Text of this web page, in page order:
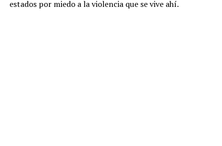
estados por miedo a la violencia que se vive ahí.